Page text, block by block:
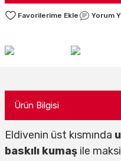
Yorum
Ürün Bilgisi
Eldivenin üst kısmında
baskılı kumaş ile